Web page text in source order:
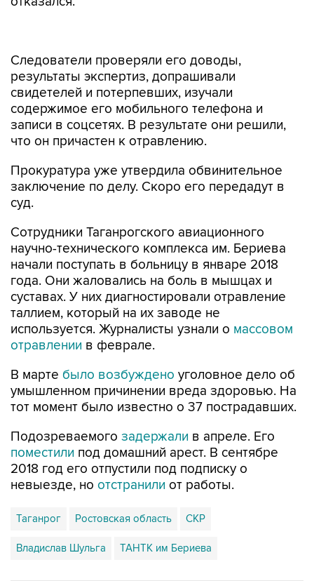
свидетелей и потерпевших, изучали
содержимое его мобильного телефона и
записи в соцсетях. В результате они решили,
что он причастен к отравлению.
Прокуратура уже утвердила обвинительное
суд.
Сотрудники Таганрогского авиационного
начали поступать в больницу в январе 2018
года. Они жаловались на боль в мышцах и
суставах. У них диагностировали отравление
таллием, который на их заводе не
используется. Журналисты узнали омассовом
отравлениив феврале.
В мартебыло возбуждено
тот момент было известно о 37 пострадавших.
Подозреваемогозадержалив апреле. Его
2018 год его отпустили под подписку о
невыезде, ноотстранили от работы.
Таганрог Ростовская область СКР
Владислав Шульга ТАНТК им Бериева